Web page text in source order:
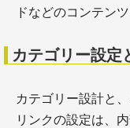
ドなどのコンテン
カテゴリー設定
カテゴリー設計と
リンクの設定は、